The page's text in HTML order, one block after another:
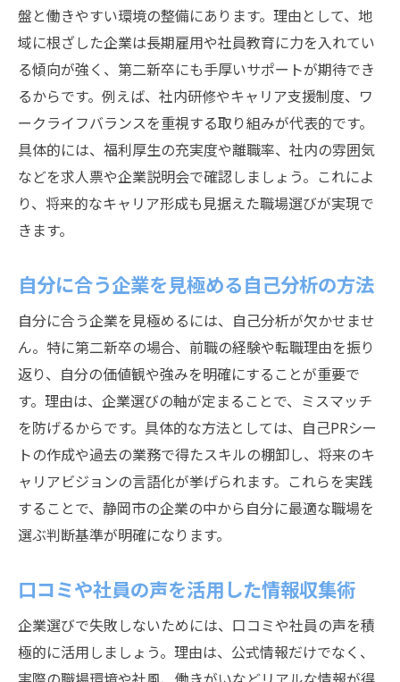
盤と働きやすい環境の整備にあります。理由として、地
域に根ざした企業は長期雇用や社員教育に力を入れてい
る傾向が強く、第二新卒にも手厚いサポートが期待でき
るからです。例えば、社内研修やキャリア支援制度、ワ
ークライフバランスを重視する取り組みが代表的です。
具体的には、福利厚生の充実度や離職率、社内の雰囲気
などを求人票や企業説明会で確認しましょう。これによ
り、将来的なキャリア形成も見据えた職場選びが実現で
きます。
自分に合う企業を見極める自己分析の方法
自分に合う企業を見極めるには、自己分析が欠かせませ
ん。特に第二新卒の場合、前職の経験や転職理由を振り
返り、自分の価値観や強みを明確にすることが重要で
す。理由は、企業選びの軸が定まることで、ミスマッチ
を防げるからです。具体的な方法としては、自己PRシー
トの作成や過去の業務で得たスキルの棚卸し、将来のキ
ャリアビジョンの言語化が挙げられます。これらを実践
することで、静岡市の企業の中から自分に最適な職場を
選ぶ判断基準が明確になります。
口コミや社員の声を活用した情報収集術
企業選びで失敗しないためには、口コミや社員の声を積
極的に活用しましょう。理由は、公式情報だけでなく、